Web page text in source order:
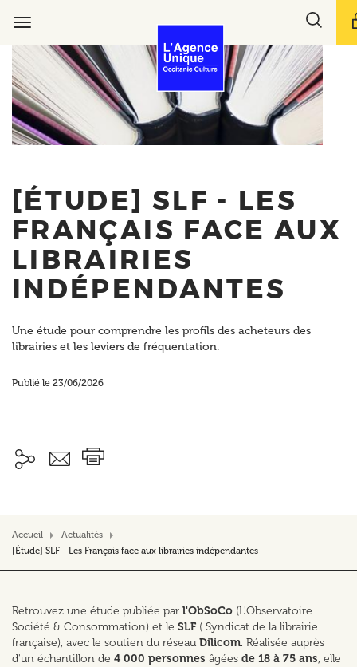
principalnavigation
Toggle
bar
[ÉTUDE] SLF - LES
FRANÇAIS FACE AUX
LIBRAIRIES
INDÉPENDANTES
Une étude pour comprendre les profils des acheteurs des
librairies et les leviers de fréquentation.
Publié le 23/06/2026
Accueil
Actualités
[Étude] SLF - Les Français face aux librairies indépendantes
Retrouvez une étude publiée par l'ObSoCo (L'Observatoire
Société & Consommation) et le SLF ( Syndicat de la librairie
française), avec le soutien du réseau Dilicom. Réalisée auprès
d'un échantillon de 4 000 personnes âgées de 18 à 75 ans, elle